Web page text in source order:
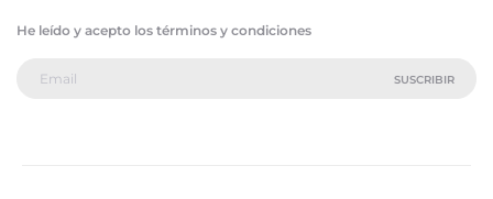
He leído y acepto los términos y condiciones